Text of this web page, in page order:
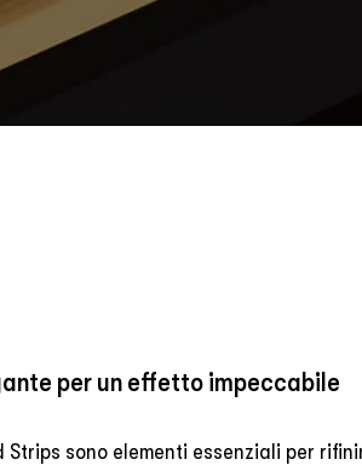
per un effetto impeccabile
Strips sono elementi essenziali per